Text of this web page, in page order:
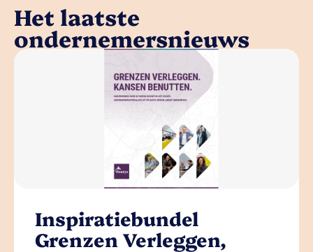
Het laatste
ondernemersnieuws
Inspiratiebundel
Grenzen Verleggen,